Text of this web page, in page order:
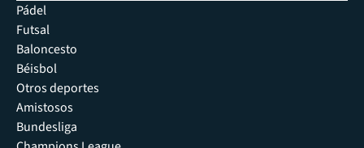
Pádel
Futsal
Baloncesto
Béisbol
Otros deportes
Amistosos
Bundesliga